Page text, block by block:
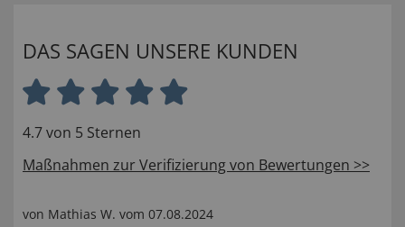
DAS SAGEN UNSERE KUNDEN
4.7 von 5 Sternen
Maßnahmen zur Verifizierung von Bewertungen >>
von Mathias W. vom 07.08.2024